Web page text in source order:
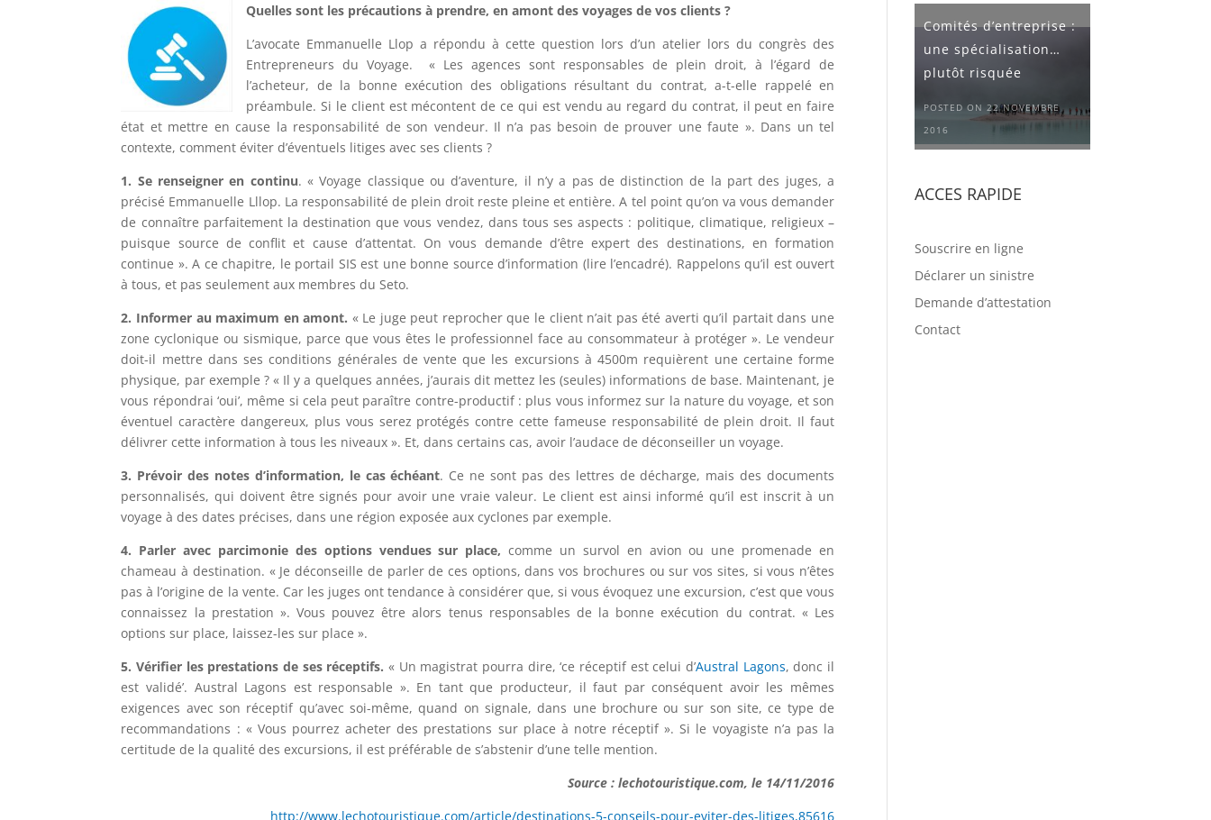
Quelles sont les précautions à prendre, en amont des voyages de vos clients ?
L’avocate Emmanuelle Llop a répondu à cette question lors d’un atelier lors du congrès des
Entrepreneurs du Voyage. « Les agences sont responsables de plein droit, à l’égard de
l’acheteur, de la bonne exécution des obligations résultant du contrat, a-t-elle rappelé en
préambule. Si le client est mécontent de ce qui est vendu au regard du contrat, il peut en faire
état et mettre en cause la responsabilité de son vendeur. Il n’a pas besoin de prouver une faute ». Dans un tel
contexte, comment éviter d’éventuels litiges avec ses clients ?
1. Se renseigner en continu. « Voyage classique ou d’aventure, il n’y a pas de distinction de la part des juges, a
précisé Emmanuelle Lllop. La responsabilité de plein droit reste pleine et entière. A tel point qu’on va vous demander
de connaître parfaitement la destination que vous vendez, dans tous ses aspects : politique, climatique, religieux –
puisque source de conflit et cause d’attentat. On vous demande d’être expert des destinations, en formation
continue ». A ce chapitre, le portail SIS est une bonne source d’information (lire l’encadré). Rappelons qu’il est ouvert
à tous, et pas seulement aux membres du Seto.
2. Informer au maximum en amont. « Le juge peut reprocher que le client n’ait pas été averti qu’il partait dans une
zone cyclonique ou sismique, parce que vous êtes le professionnel face au consommateur à protéger ». Le vendeur
doit-il mettre dans ses conditions générales de vente que les excursions à 4500m requièrent une certaine forme
physique, par exemple ? « Il y a quelques années, j’aurais dit mettez les (seules) informations de base. Maintenant, je
vous répondrai ‘oui’, même si cela peut paraître contre-productif : plus vous informez sur la nature du voyage, et son
éventuel caractère dangereux, plus vous serez protégés contre cette fameuse responsabilité de plein droit. Il faut
délivrer cette information à tous les niveaux ». Et, dans certains cas, avoir l’audace de déconseiller un voyage.
3. Prévoir des notes d’information, le cas échéant. Ce ne sont pas des lettres de décharge, mais des documents
personnalisés, qui doivent être signés pour avoir une vraie valeur. Le client est ainsi informé qu’il est inscrit à un
voyage à des dates précises, dans une région exposée aux cyclones par exemple.
4. Parler avec parcimonie des options vendues sur place,comme un survol en avion ou une promenade en
chameau à destination. « Je déconseille de parler de ces options, dans vos brochures ou sur vos sites, si vous n’êtes
pas à l’origine de la vente. Car les juges ont tendance à considérer que, si vous évoquez une excursion, c’est que vous
connaissez la prestation ». Vous pouvez être alors tenus responsables de la bonne exécution du contrat. « Les
options sur place, laissez-les sur place ».
5. Vérifier les prestations de ses réceptifs. « Un magistrat pourra dire, ‘ce réceptif est celui d’Austral Lagons, donc il
est validé’. Austral Lagons est responsable ». En tant que producteur, il faut par conséquent avoir les mêmes
exigences avec son réceptif qu’avec soi-même, quand on signale, dans une brochure ou sur son site, ce type de
recommandations : « Vous pourrez acheter des prestations sur place à notre réceptif ». Si le voyagiste n’a pas la
certitude de la qualité des excursions, il est préférable de s’abstenir d’une telle mention.
Source : lechotouristique.com, le 14/11/2016
http://www.lechotouristique.com/article/destinations-5-conseils-pour-eviter-des-litiges,85616
Comités d’entreprise :
une spécialisation…
plutôt risquée
POSTED ON 22 NOVEMBRE
2016
ACCES RAPIDE
Souscrire en ligne
Déclarer un sinistre
Demande d’attestation
Contact